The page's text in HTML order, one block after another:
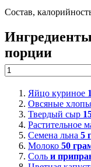
Состав,
порции
Яйцо куриное 1
Овсяные
Твердый сыр
Растительное
Семена льна 5
Молоко 50
Соль и